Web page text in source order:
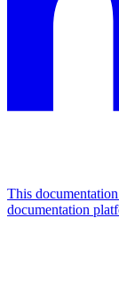
This
documentation